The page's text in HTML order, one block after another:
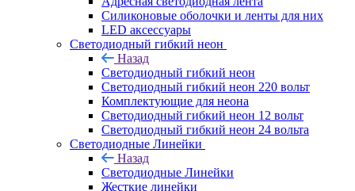
Силиконовые оболочки и ленты для них
LED аксессуары
Светодиодный гибкий неон
Назад
Светодиодный гибкий неон
Светодиодный гибкий неон 220 вольт
Комплектующие для неона
Светодиодный гибкий неон 12 вольт
Светодиодный гибкий неон 24 вольта
Светодиодные Линейки
Назад
Светодиодные Линейки
Жесткие линейки